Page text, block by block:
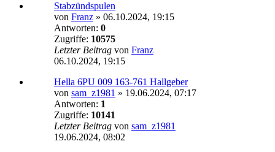
Stabzündspulen
von Franz » 06.10.2024, 19:15
Antworten: 0
Zugriffe: 10575
Letzter Beitrag von Franz
06.10.2024, 19:15
Hella 6PU 009 163-761 Hallgeber
von sam_z1981 » 19.06.2024, 07:17
Antworten: 1
Zugriffe: 10141
Letzter Beitrag von sam_z1981
19.06.2024, 08:02